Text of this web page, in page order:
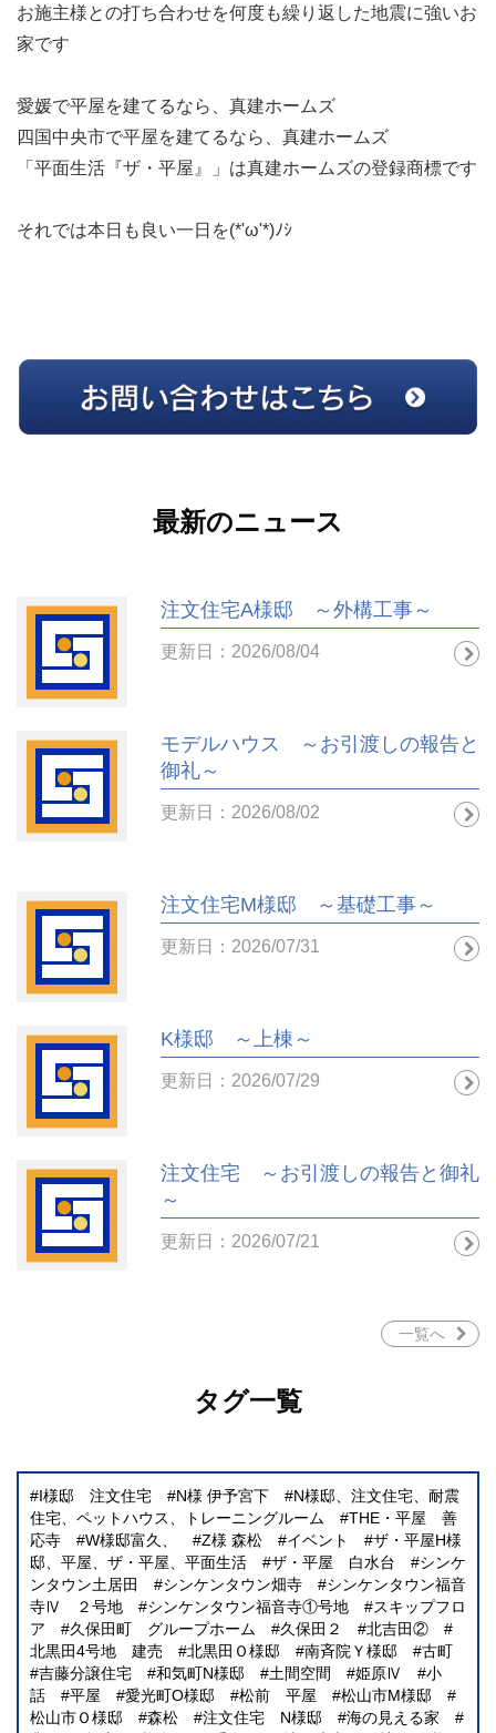
お施主様との打ち合わせを何度も繰り返した地震に強いお
家です
愛媛で平屋を建てるなら、真建ホームズ
四国中央市で平屋を建てるなら、真建ホームズ
「平面生活『ザ・平屋』」は真建ホームズの登録商標です
それでは本日も良い一日を(*'ω'*)ﾉｼ
最新のニュース
注文住宅A様邸 ～外構工事～
更新日：2026/08/04
モデルハウス ～お引渡しの報告と
御礼～
更新日：2026/08/02
注文住宅M様邸 ～基礎工事～
更新日：2026/07/31
K様邸 ～上棟～
更新日：2026/07/29
注文住宅 ～お引渡しの報告と御礼
～
更新日：2026/07/21
一覧へ
タグ一覧
I様邸 注文住宅 N様 伊予宮下
N様邸、注文住宅、耐震
住宅、ペットハウス、トレーニングルーム
THE・平屋 善
応寺
W様邸富久、 Z様 森松 イベント
ザ・平屋H様
邸、平屋、ザ・平屋、平面生活
ザ・平屋 白水台
シンケ
ンタウン土居田
シンケンタウン畑寺
シンケンタウン福音
寺Ⅳ ２号地
シンケンタウン福音寺①号地
スキップフロ
ア
久保田町 グループホーム 久保田２
北吉田②
北黒田4号地 建売
北黒田Ｏ様邸 南斉院Ｙ様邸
古町
吉藤分譲住宅
和気町N様邸 土間空間 姫原Ⅳ
小
話
平屋 愛光町O様邸 松前 平屋
松山市M様邸
松山市Ｏ様邸
森松 注文住宅 N様邸
海の見える家